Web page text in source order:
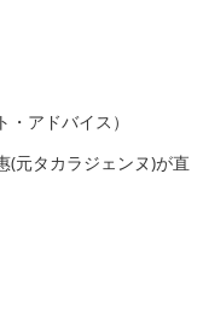
アドバイス）
(元タカラジェンヌ)が直